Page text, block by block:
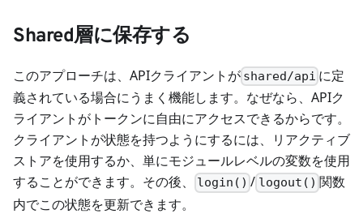
Shared層に保存する
このアプローチは、APIクライアントが shared/api に定
義されている場合にうまく機能します。なぜなら、APIク
ライアントがトークンに自由にアクセスできるからです。
クライアントが状態を持つようにするには、リアクティブ
ストアを使用するか、単にモジュールレベルの変数を使用
することができます。その後、
login() / logout() 関数
内でこの状態を更新できます。